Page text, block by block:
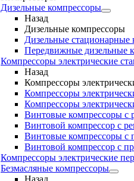
Дизельные компрессоры
Назад
Дизельные компрессоры
Дизельные стационарные
Передвижные дизельные
Компрессоры электрические
Назад
Компрессоры
Компрессоры
Компрессоры
Винтовые компрессоры с
Винтовой компрессор с
Винтовые компрессоры
Винтовой компрессор с
Компрессоры электрические
Безмасляные компрессоры
Назад